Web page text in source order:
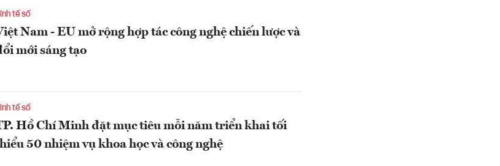
tế số
Nam - EU mở rộng hợp tác công nghệ chiến lược và
mới sáng tạo
tế số
Hồ Chí Minh đặt mục tiêu mỗi năm triển khai tối
50 nhiệm vụ khoa học và công nghệ